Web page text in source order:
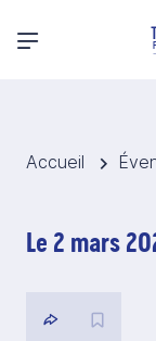
Menu principal
Accueil
Le 2 mars